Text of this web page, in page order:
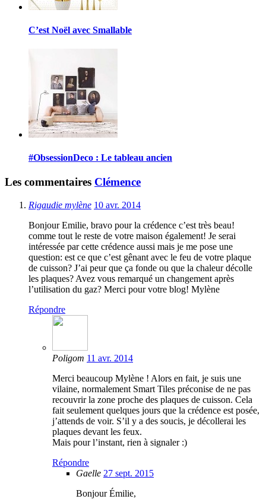
C’est Noël avec Smallable
#ObsessionDeco : Le tableau ancien
Les commentaires Clémence
Rigaudie mylène 10 avr. 2014
Bonjour Emilie, bravo pour la crédence c’est très beau!
comme tout le reste de votre maison également! Je serai
intéressée par cette crédence aussi mais je me pose une
question: est ce que c’est gênant avec le feu de votre plaque
de cuisson? J’ai peur que ça fonde ou que la chaleur décolle
les plaques? Avez vous remarqué un changement après
l’utilisation du gaz? Merci pour votre blog! Mylène
Répondre
Poligom 11 avr. 2014
Merci beaucoup Mylène ! Alors en fait, je suis une
vilaine, normalement Smart Tiles préconise de ne pas
recouvrir la zone proche des plaques de cuisson. Cela
fait seulement quelques jours que la crédence est posée,
j’attends de voir. S’il y a des soucis, je décollerai les
plaques devant les feux.
Mais pour l’instant, rien à signaler :)
Répondre
Gaelle 27 sept. 2015
Bonjour Émilie,